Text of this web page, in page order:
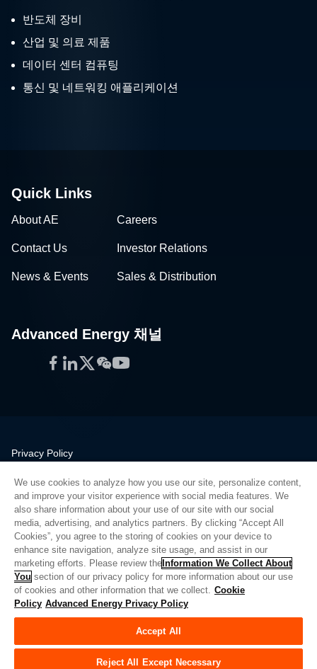
반도체 장비
산업 및 의료 제품
데이터 센터 컴퓨팅
통신 및 네트워킹 애플리케이션
Quick Links
About AE Careers
Contact Us Investor Relations
News & Events Sales & Distribution
Advanced Energy 채널
Facebook
LinkedIn
Twitter
WeChat
YouTube
Privacy Policy
Quality
Sitemap
Supplier Portal
UK Modern Slavery Act
Privacy Preferences
Do Not Sell or Share My Personal Information
Limit the Use of My Sensitive Personal Information
© Copyright 2026Advanced Energy | 빌드: 39545
We use cookies to analyze how you use our site, personalize content,
and improve your visitor experience with social media features. We
also share information about your use of our site with our social
media, advertising, and analytics partners. By clicking “Accept All
Cookies”, you agree to the storing of cookies on your device to
enhance site navigation, analyze site usage, and assist in our
marketing efforts. Please review the Information We Collect About
You section of our privacy policy for more information about our use
of cookies and other information that we collect. Cookie
Policy Advanced Energy Privacy Policy
Accept All
Reject All Except Necessary